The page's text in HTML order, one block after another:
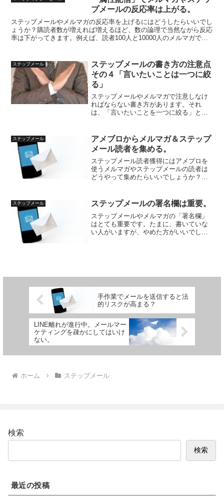
プメールの反応率は上がる。
ステップメールやメルマガの反応率を上げるにはどうしたらいいでし
ょうか？購読者数が増えれば増えるほど、数の論理で当然ながら反応
率は下がってきます。例えば、読者100人と10000人のメルマガで
ステップメール
ステップメールの書き方の注意点
その４「言いたいことは一つに絞
る」
ステップメールやメルマガで注意しなけ
ればならない書き方があります。それ
は、「言いたいことを一つに絞る」とい
ってしまう人がいます。でも、読み手は
そんなに暇じゃありません。...
ステップメール
アメブロからメルマガ＆ステップ
メール読者を集める。
ステップメール読者獲得にはアメブロを
使うメルマガやステップメールの読者は
どうやって集めたらいいでしょうか？方
らの収集があります。なぜ、アメブロが
いいのか？というと、「こち...
ステップメール ステップメールの署名欄は重要。
ステップメールやメルマガの「署名欄」
はとても重要です。たまに、書いていな
い人がいますが、やめた方がいいでしょ
手作業でメールを送信すると法
的リスクが高まる？
LINE離れが進行中。メールマー
ケティングを疎かにしてはいけ
ない。
ホーム ステップメール
検索
検索
最近の投稿